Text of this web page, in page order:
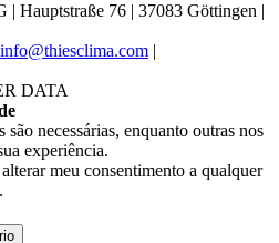
Hauptstraße 76 | 37083 Göttingen |
info@thiesclima.com |
DATA
necessárias, enquanto outras nos
experiência.
meu consentimento a qualquer